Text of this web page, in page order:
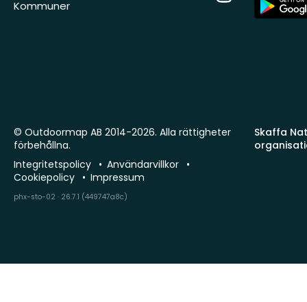
Kommuner
Store
Skaffa
© Outdoormap AB 2014-2026. Alla rättigheter
förbehållna.
Integritetspolicy
Användarvillkor
Cookiepolicy
Impressum
phx-sto-02 · 26.7.1 (449747a8c)